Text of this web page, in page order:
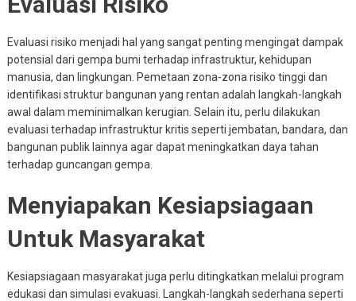
Evaluasi risiko menjadi hal yang sangat penting mengingat dampak
potensial dari gempa bumi terhadap infrastruktur, kehidupan
manusia, dan lingkungan. Pemetaan zona-zona risiko tinggi dan
identifikasi struktur bangunan yang rentan adalah langkah-langkah
awal dalam meminimalkan kerugian. Selain itu, perlu dilakukan
evaluasi terhadap infrastruktur kritis seperti jembatan, bandara, dan
bangunan publik lainnya agar dapat meningkatkan daya tahan
terhadap guncangan gempa.
Menyiapakan Kesiapsiagaan
Untuk Masyarakat
Kesiapsiagaan masyarakat juga perlu ditingkatkan melalui program
edukasi dan simulasi evakuasi. Langkah-langkah sederhana seperti